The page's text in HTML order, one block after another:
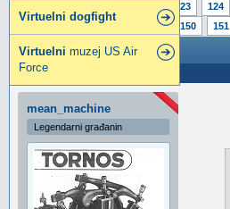
Virtuelni dogfight
Virtuelni muzej US Air
Force
123 124
147 149 150 151
Virtuelni dogfight
Poslao: 05 Avg 2010 16:11
mean_machine
Legendarni građanin